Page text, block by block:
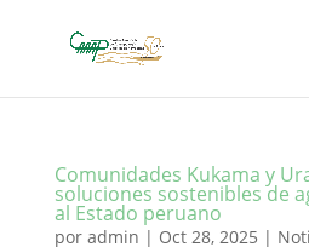
Comunidades Kukama y
soluciones sostenibles de
al Estado peruano
por admin | Oct 28, 2025 |